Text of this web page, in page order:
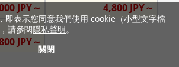
JPY～ 4,800 JPY～
JPY～
即表示您同意我們使用 cookie（小型文字檔
請參閱隱私聲明。
關閉